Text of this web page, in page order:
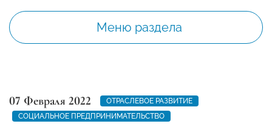
Меню раздела
07 Февраля 2022
ОТРАСЛЕВОЕ РАЗВИТИЕ
СОЦИАЛЬНОЕ ПРЕДПРИНИМАТЕЛЬСТВО